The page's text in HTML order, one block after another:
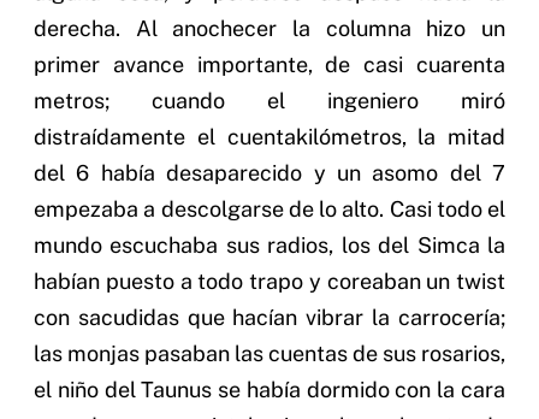
derecha. Al anochecer la columna hizo un
primer avance importante, de casi cuarenta
metros; cuando el ingeniero miró
distraídamente el cuentakilómetros, la mitad
del 6 había desaparecido y un asomo del 7
empezaba a descolgarse de lo alto. Casi todo el
mundo escuchaba sus radios, los del Simca la
habían puesto a todo trapo y coreaban un twist
con sacudidas que hacían vibrar la carrocería;
las monjas pasaban las cuentas de sus rosarios,
el niño del Taunus se había dormido con la cara